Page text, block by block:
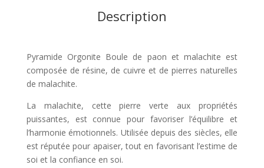
Description
Pyramide Orgonite Boule de paon et malachite est
composée de résine, de cuivre et de pierres naturelles
de malachite.
La malachite, cette pierre verte aux propriétés
puissantes, est connue pour favoriser l’équilibre et
l’harmonie émotionnels. Utilisée depuis des siècles, elle
est réputée pour apaiser, tout en favorisant l’estime de
soi et la confiance en soi.